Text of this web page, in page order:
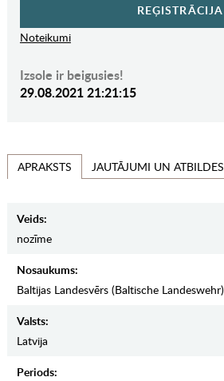
REĢISTRĀCIJA
Noteikumi
Izsole ir beigusies!
29.08.2021 21:21:15
APRAKSTS JAUTĀJUMI UN ATBILDES
Veids:
nozīme
Nosaukums:
Baltijas Landesvērs (Baltische Landeswehr)
Valsts:
Latvija
Periods: